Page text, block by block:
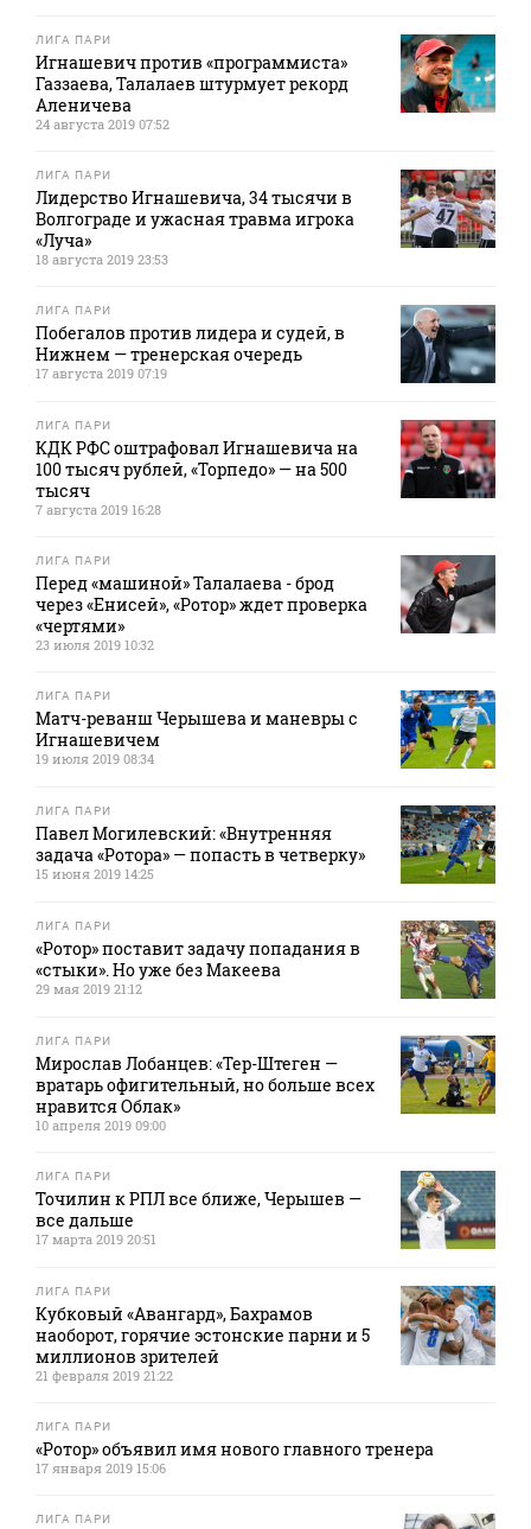
ЛИГА ПАРИ
Игнашевич против «программиста»
Газзаева, Талалаев штурмует рекорд
Аленичева
24 августа 2019 07:52
ЛИГА ПАРИ
Лидерство Игнашевича, 34 тысячи в
Волгограде и ужасная травма игрока
«Луча»
18 августа 2019 23:53
ЛИГА ПАРИ
Побегалов против лидера и судей, в
Нижнем — тренерская очередь
17 августа 2019 07:19
ЛИГА ПАРИ
КДК РФС оштрафовал Игнашевича на
100 тысяч рублей, «Торпедо» — на 500
тысяч
7 августа 2019 16:28
ЛИГА ПАРИ
Перед «машиной» Талалаева - брод
через «Енисей», «Ротор» ждет проверка
«чертями»
23 июля 2019 10:32
ЛИГА ПАРИ
Матч-реванш Черышева и маневры с
Игнашевичем
19 июля 2019 08:34
ЛИГА ПАРИ
Павел Могилевский: «Внутренняя
задача «Ротора» — попасть в четверку»
15 июня 2019 14:25
ЛИГА ПАРИ
«Ротор» поставит задачу попадания в
«стыки». Но уже без Макеева
29 мая 2019 21:12
ЛИГА ПАРИ
Мирослав Лобанцев: «Тер-Штеген —
вратарь офигительный, но больше всех
нравится Облак»
10 апреля 2019 09:00
ЛИГА ПАРИ
Точилин к РПЛ все ближе, Черышев —
все дальше
17 марта 2019 20:51
ЛИГА ПАРИ
Кубковый «Авангард», Бахрамов
наоборот, горячие эстонские парни и 5
миллионов зрителей
21 февраля 2019 21:22
ЛИГА ПАРИ
«Ротор» объявил имя нового главного тренера
17 января 2019 15:06
ЛИГА ПАРИ